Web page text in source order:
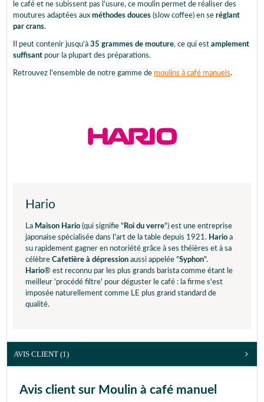
le café et ne subissent pas l'usure, ce moulin permet de réaliser des
moutures adaptées aux méthodes douces (slow coffee) en se réglant
par crans.
Il peut contenir jusqu'à 35 grammes de mouture, ce qui est amplement
suffisant pour la plupart des préparations.
Retrouvez l'ensemble de notre gamme de moulins à café manuels.
Hario
La Maison Hario (qui signifie " Roi du verre") est une entreprise
japonaise spécialisée dans l'art de la table depuis 1921. Hario a
su rapidement gagner en notoriété grâce à ses théières et à sa
célèbre Cafetière à dépression aussi appelée "Syphon".
Hario® est reconnu par les plus grands barista comme étant le
meilleur 'procédé filtre' pour déguster le café : la firme s'est
imposée naturellement comme LE plus grand standard de
qualité.
AVIS CLIENT (1)
Avis client sur Moulin à café manuel